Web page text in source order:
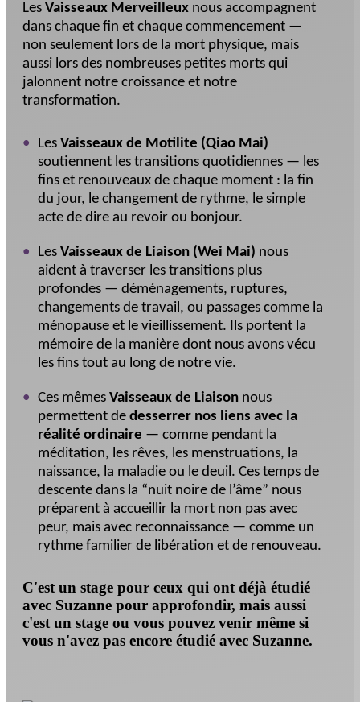
Les Vaisseaux Merveilleux nous accompagnent
dans chaque fin et chaque commencement —
non seulement lors de la mort physique, mais
aussi lors des nombreuses petites morts qui
jalonnent notre croissance et notre
transformation.
Les Vaisseaux de Motilite (Qiao Mai)
soutiennent les transitions quotidiennes — les
fins et renouveaux de chaque moment : la fin
du jour, le changement de rythme, le simple
acte de dire au revoir ou bonjour.
Les Vaisseaux de Liaison (Wei Mai) nous
aident à traverser les transitions plus
profondes — déménagements, ruptures,
changements de travail, ou passages comme la
ménopause et le vieillissement. Ils portent la
mémoire de la manière dont nous avons vécu
les fins tout au long de notre vie.
Ces mêmes Vaisseaux de Liaisonnous
permettent de desserrer nos liens avec la
réalité ordinaire — comme pendant la
méditation, les rêves, les menstruations, la
naissance, la maladie ou le deuil. Ces temps de
descente dans la “nuit noire de l’âme” nous
préparent à accueillir la mort non pas avec
peur, mais avec reconnaissance — comme un
rythme familier de libération et de renouveau.
C'est un stage pour ceux qui ont déjà étudié
avec Suzanne pour approfondir, mais aussi
c'est un stage ou vous pouvez venir même si
vous n'avez pas encore étudié avec Suzanne.